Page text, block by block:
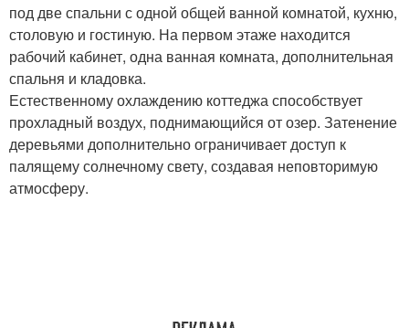
под две спальни с одной общей ванной комнатой, кухню,
столовую и гостиную. На первом этаже находится
рабочий кабинет, одна ванная комната, дополнительная
спальня и кладовка.
Естественному охлаждению коттеджа способствует
прохладный воздух, поднимающийся от озер. Затенение
деревьями дополнительно ограничивает доступ к
палящему солнечному свету, создавая неповторимую
атмосферу.